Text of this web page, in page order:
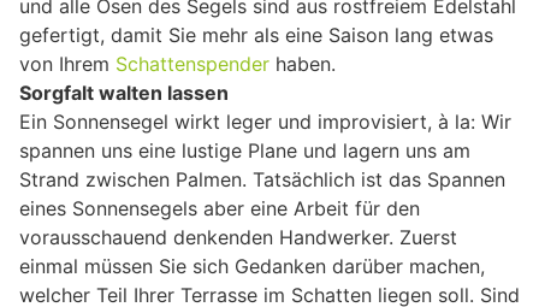
und alle Ösen des Segels sind aus rostfreiem Edelstahl
gefertigt, damit Sie mehr als eine Saison lang etwas
von Ihrem Schattenspender haben.
Sorgfalt walten lassen
Ein Sonnensegel wirkt leger und improvisiert, à la: Wir
spannen uns eine lustige Plane und lagern uns am
Strand zwischen Palmen. Tatsächlich ist das Spannen
eines Sonnensegels aber eine Arbeit für den
vorausschauend denkenden Handwerker. Zuerst
einmal müssen Sie sich Gedanken darüber machen,
welcher Teil Ihrer Terrasse im Schatten liegen soll. Sind